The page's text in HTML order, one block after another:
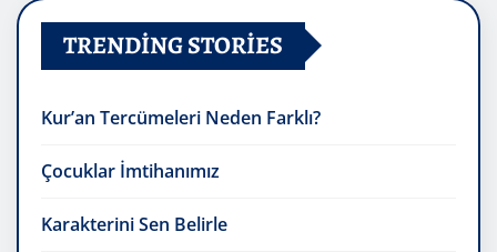
TRENDING STORIES
Kur’an Tercümeleri Neden Farklı?
Çocuklar İmtihanımız
Karakterini Sen Belirle